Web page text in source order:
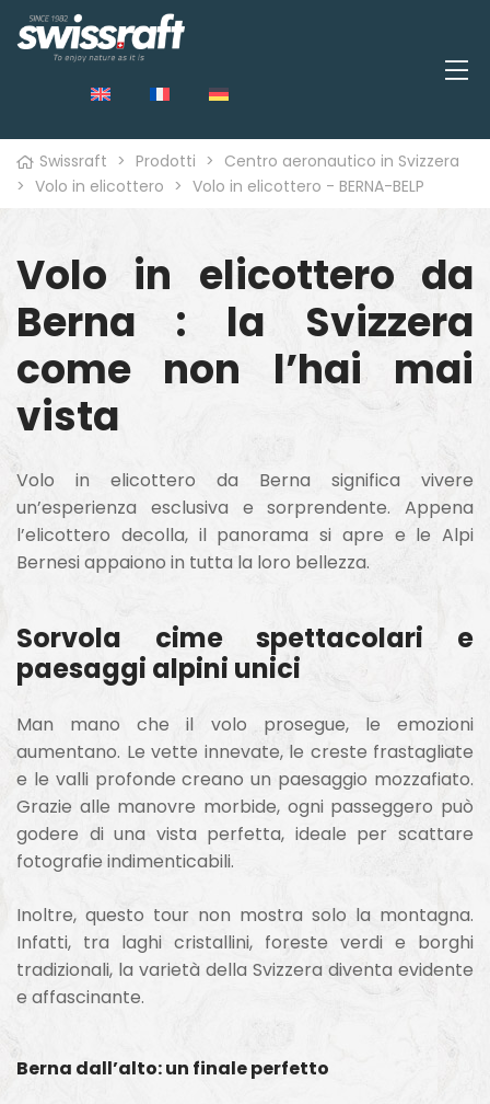
Swissraft > Prodotti > Centro aeronautico in Svizzera
> Volo in elicottero > Volo in elicottero - BERNA-BELP
Volo in elicottero da
Berna : la Svizzera
come non l’hai mai
vista
Volo in elicottero da Berna significa vivere
un’esperienza esclusiva e sorprendente. Appena
l’elicottero decolla, il panorama si apre e le Alpi
Bernesi appaiono in tutta la loro bellezza.
Sorvola cime spettacolari e
paesaggi alpini unici
Man mano che il volo prosegue, le emozioni
aumentano. Le vette innevate, le creste frastagliate
e le valli profonde creano un paesaggio mozzafiato.
Grazie alle manovre morbide, ogni passeggero può
godere di una vista perfetta, ideale per scattare
fotografie indimenticabili.
Inoltre, questo tour non mostra solo la montagna.
Infatti, tra laghi cristallini, foreste verdi e borghi
tradizionali, la varietà della Svizzera diventa evidente
e affascinante.
Berna dall’alto: un finale perfetto